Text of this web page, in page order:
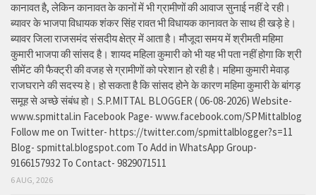
कानावत है, लेकिन कानावत के कानों में भी ग्रामीणों की आवाज सुनाई नहीं दे रही।
ब्यावर के भाजपा विधायक शंकर सिंह रावत भी विधायक कानावत के साथ ही खड़े हे।
ब्यावर जिला राजसमंद संसदीय क्षेत्र में आता है। मौजूदा समय में श्रीमती महिमा
कुमारी भाजपा की सांसद है। शायद महिला कुमारी को भी यह भी पता नहीं होगा कि श्री
सीमेंट की फैक्ट्री की वजह से ग्रामीणों को परेशान हो रही है। महिमा कुमारी मेवाड़
राजघराने की सदस्य हे। हो सकता है कि सांसद होने के कारण महिमा कुमारी के बांगड़
समूह से अच्छे संबंध हो। S.P.MITTAL BLOGGER ( 06-08-2026) Website-
www.spmittal.in Facebook Page- www.facebook.com/SPMittalblog
Follow me on Twitter- https://twitter.com/spmittalblogger?s=11
Blog- spmittal.blogspot.com To Add in WhatsApp Group-
9166157932 To Contact- 9829071511
6 AUG, 2026